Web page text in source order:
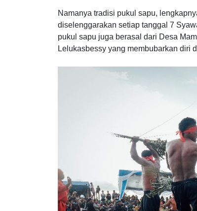
Namanya tradisi pukul sapu,
diselenggarakan setiap tanggal 7
pukul sapu juga berasal dari Desa
Lelukasbessy yang membubarkan diri